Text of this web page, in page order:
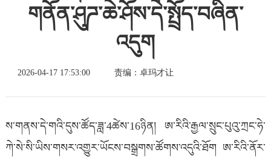
གནོན་ཤུཌ་ཆེ་ཤོས་དེ་སྤྲོད་བཞིན་
འདུག
2026-04-17 17:53:00 责编：卓玛才让
ས་གནས་དེ་གའི་དུས་ཚོད་ཟླ་4ཚེས་16ཉིན། ཨ་རིའི་རྒྱལ་སྲུང་པུའུ་ཀྲང་ཧེ་
ཀེ་སེ་སི་ཡིས་གསར་འགྱུར་ཡོངས་བསྒྲགས་ཚོགས་འདུའི་ཐོག ཨ་རིའི་ནོར་